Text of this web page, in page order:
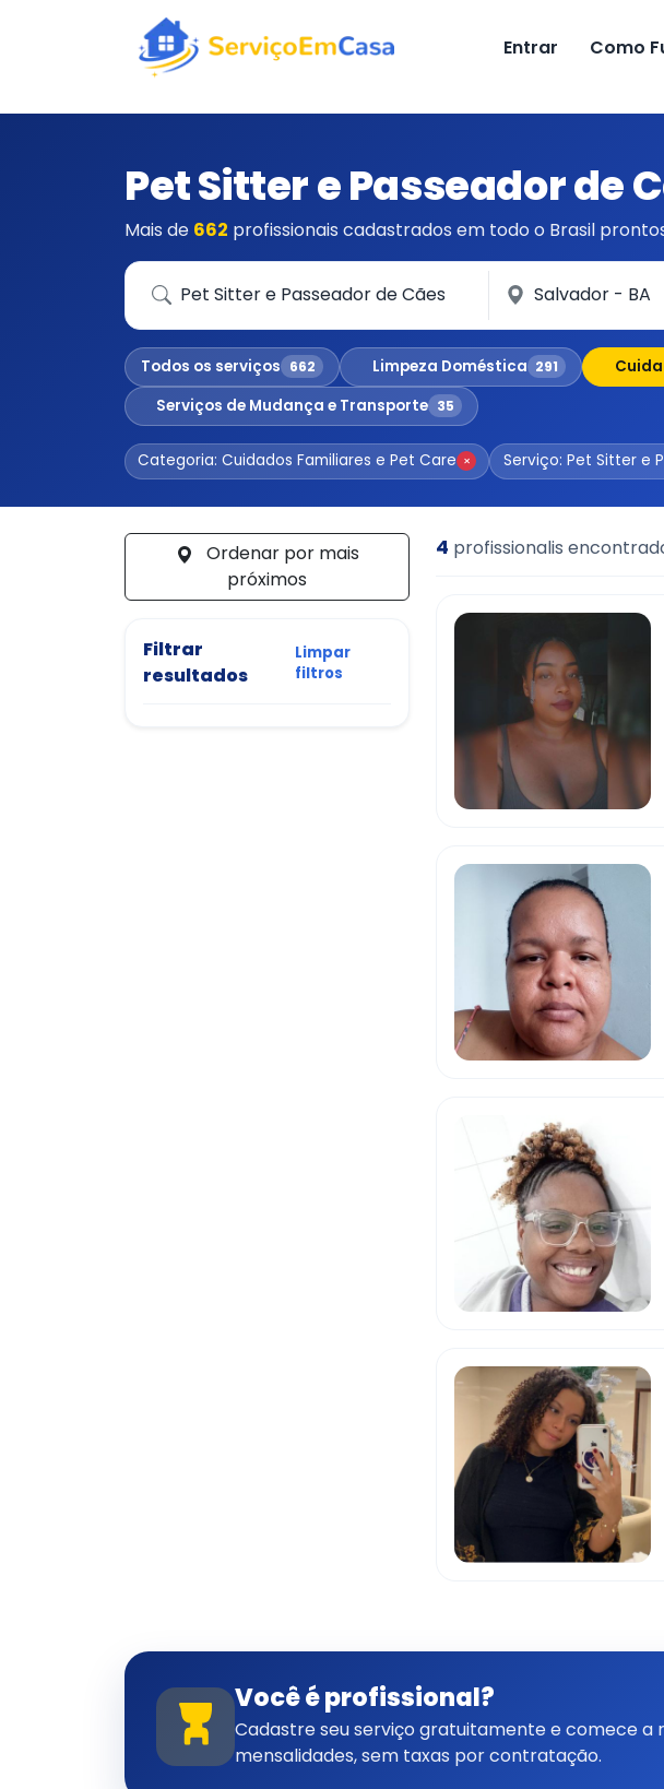
Entrar Como
Pet Sitter e Passeador de
Mais de 662 profissionais cadastrados em todo o Brasil
Que serviço você precisa? Em qual cidade?
Todos os serviços 662 Limpeza Doméstica 291
Serviços de Mudança e Transporte 35
Categoria: Cuidados Familiares e Pet Care × Serviço: Pet Sitter e
próximos
Filtrar
resultados
Limpar
filtros
4 profissionalis
Você é profissional?
Cadastre seu serviço gratuitamente e comece a
mensalidades, sem taxas por contratação.